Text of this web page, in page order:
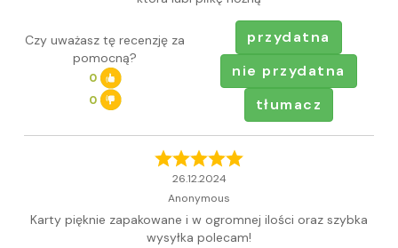
Czy uważasz tę recenzję za
pomocną?
0
0
przydatna
nie przydatna
tłumacz
26.12.2024
Anonymous
Karty pięknie zapakowane i w ogromnej ilości oraz szybka
wysyłka polecam!